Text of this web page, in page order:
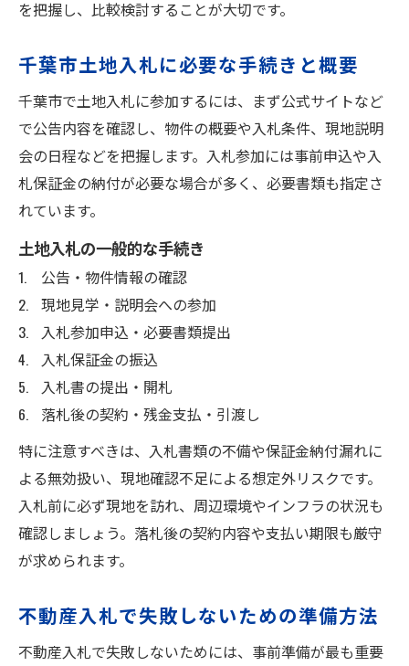
を把握し、比較検討することが大切です。
千葉市土地入札に必要な手続きと概要
千葉市で土地入札に参加するには、まず公式サイトなど
で公告内容を確認し、物件の概要や入札条件、現地説明
会の日程などを把握します。入札参加には事前申込や入
札保証金の納付が必要な場合が多く、必要書類も指定さ
れています。
土地入札の一般的な手続き
公告・物件情報の確認
現地見学・説明会への参加
入札参加申込・必要書類提出
入札保証金の振込
入札書の提出・開札
落札後の契約・残金支払・引渡し
特に注意すべきは、入札書類の不備や保証金納付漏れに
よる無効扱い、現地確認不足による想定外リスクです。
入札前に必ず現地を訪れ、周辺環境やインフラの状況も
確認しましょう。落札後の契約内容や支払い期限も厳守
が求められます。
不動産入札で失敗しないための準備方法
不動産入札で失敗しないためには、事前準備が最も重要